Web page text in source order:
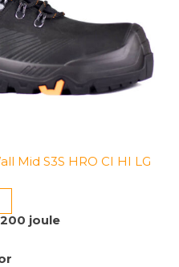
Mid S3S HRO CI HI LG
joule